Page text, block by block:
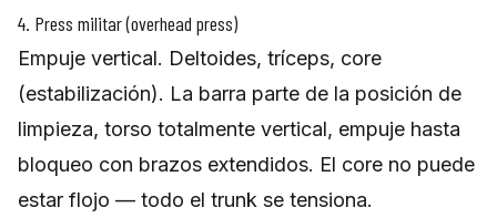
4. Press militar (overhead press)
Empuje vertical. Deltoides, tríceps, core
(estabilización). La barra parte de la posición de
limpieza, torso totalmente vertical, empuje hasta
bloqueo con brazos extendidos. El core no puede
estar flojo — todo el trunk se tensiona.